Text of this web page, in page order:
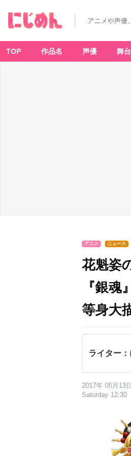
アニメや声優
TOP 作品名 声優 舞
アニメ ニュース
花魁姿
『銀
等身大
ライター
2017年 05月13日
Saturday 12:30